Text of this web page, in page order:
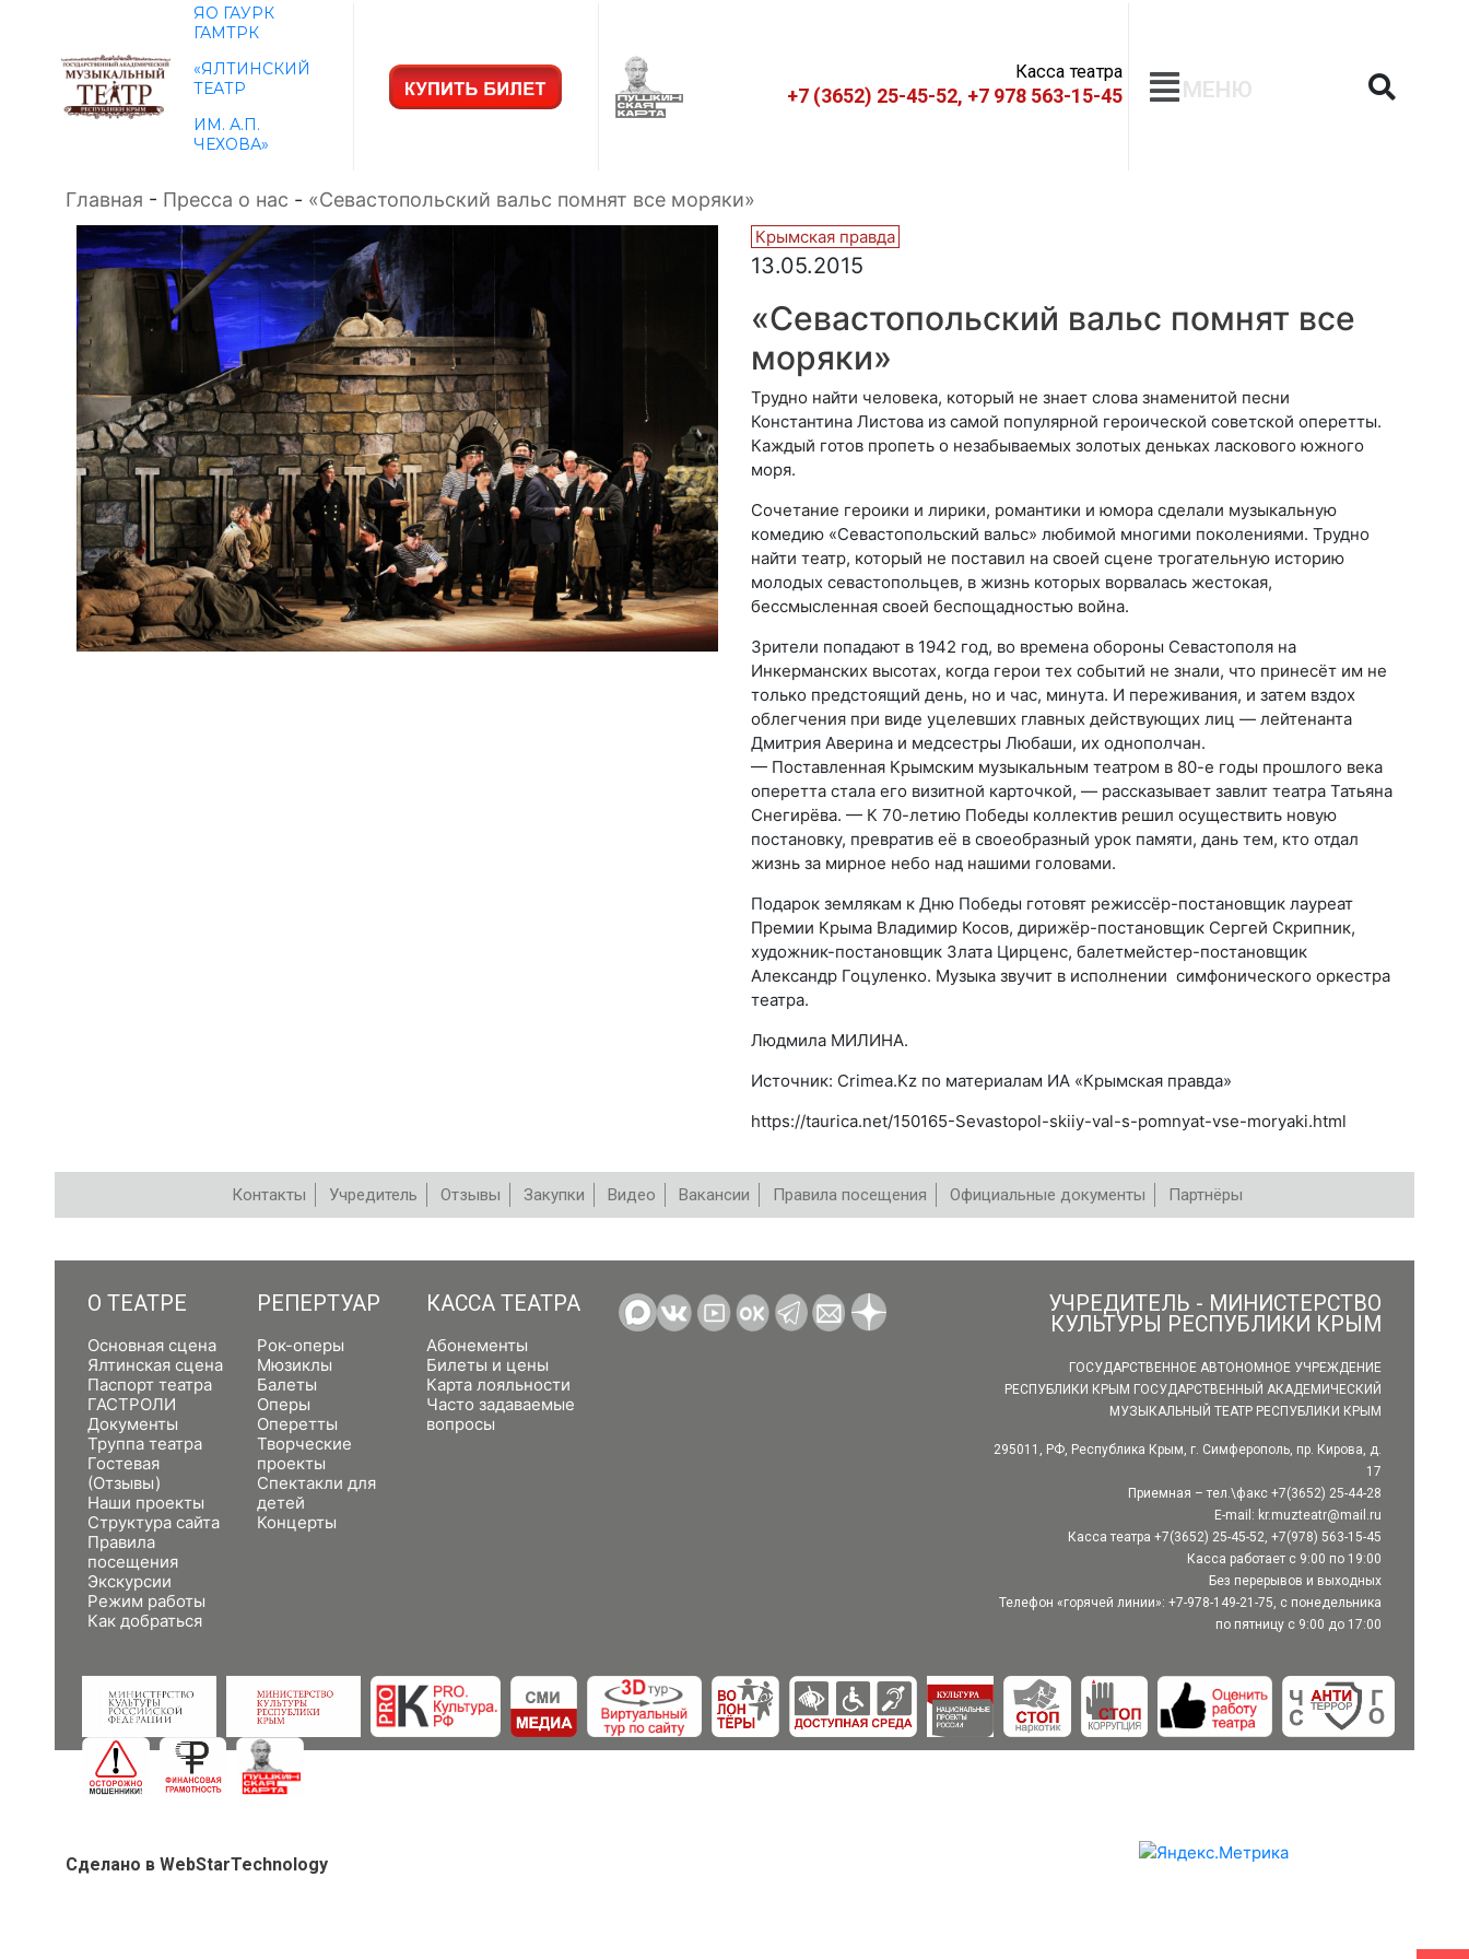
ЯО ГАУРК
ГАМТРК
«ЯЛТИНСКИЙ
ТЕАТР
ИМ. А.П.
ЧЕХОВА»
Касса театра
+7 (3652) 25-45-52, +7 978 563-15-45 МЕНЮ
Главная - Пресса о нас - «Севастопольский вальс помнят все моряки»
Крымская правда
13.05.2015
«Севастопольский вальс помнят все
моряки»
Трудно найти человека, который не знает слова знаменитой песни
Константина Листова из самой популярной героической советской оперетты.
Каждый готов пропеть о незабываемых золотых деньках ласкового южного
моря.
Сочетание героики и лирики, романтики и юмора сделали музыкальную
комедию «Севастопольский вальс» любимой многими поколениями. Трудно
найти театр, который не поставил на своей сцене трогательную историю
молодых севастопольцев, в жизнь которых ворвалась жестокая,
бессмысленная своей беспощадностью война.
Зрители попадают в 1942 год, во времена обороны Севастополя на
Инкерманских высотах, когда герои тех событий не знали, что принесёт им не
только предстоящий день, но и час, минута. И переживания, и затем вздох
облегчения при виде уцелевших главных действующих лиц — лейтенанта
Дмитрия Аверина и медсестры Любаши, их однополчан.
— Поставленная Крымским музыкальным театром в 80-е годы прошлого века
оперетта стала его визитной карточкой, — рассказывает завлит театра Татьяна
Снегирёва. — К 70-летию Победы коллектив решил осуществить новую
постановку, превратив её в своеобразный урок памяти, дань тем, кто отдал
жизнь за мирное небо над нашими головами.
Подарок землякам к Дню Победы готовят режиссёр-постановщик лауреат
Премии Крыма Владимир Косов, дирижёр-постановщик Сергей Скрипник,
художник-постановщик Злата Цирценс, балетмейстер-постановщик
Александр Гоцуленко. Музыка звучит в исполнении симфонического оркестра
театра.
Людмила МИЛИНА.
Источник: Crimea.Kz по материалам ИА «Крымская правда»
https://taurica.net/150165-Sevastopol-skiiy-val-s-pomnyat-vse-moryaki.html
Контакты Учредитель Отзывы Закупки Видео Вакансии Правила посещения Официальные документы Партнёры
О ТЕАТРЕ
Основная сцена
Ялтинская сцена
Паспорт театра
ГАСТРОЛИ
Документы
Труппа театра
Гостевая
(Отзывы)
Наши проекты
Структура сайта
Правила
посещения
Экскурсии
Режим работы
Как добраться
РЕПЕРТУАР
Рок-оперы
Мюзиклы
Балеты
Оперы
Оперетты
Творческие
проекты
Спектакли для
детей
Концерты
КАССА ТЕАТРА
Абонементы
Билеты и цены
Карта лояльности
Часто задаваемые
вопросы
УЧРЕДИТЕЛЬ - МИНИСТЕРСТВО
КУЛЬТУРЫ РЕСПУБЛИКИ КРЫМ
ГОСУДАРСТВЕННОЕ АВТОНОМНОЕ УЧРЕЖДЕНИЕ
РЕСПУБЛИКИ КРЫМ ГОСУДАРСТВЕННЫЙ АКАДЕМИЧЕСКИЙ
МУЗЫКАЛЬНЫЙ ТЕАТР РЕСПУБЛИКИ КРЫМ
295011, РФ, Республика Крым, г. Симферополь, пр. Кирова, д.
17
Приемная – тел.\факс +7(3652) 25-44-28
E-mail: kr.muzteatr@mail.ru
Касса театра +7(3652) 25-45-52, +7(978) 563-15-45
Касса работает с 9:00 по 19:00
Без перерывов и выходных
Телефон «горячей линии»: +7-978-149-21-75, с понедельника
по пятницу с 9:00 до 17:00
Сделано в WebStarTechnology